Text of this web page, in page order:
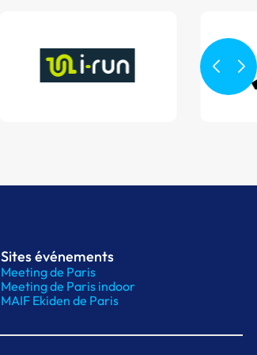
Sites événements
Meeting de Paris
Meeting de Paris indoor
MAIF Ekiden de Paris